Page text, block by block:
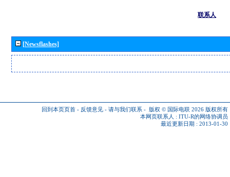
联系人
[Newsflashes]
回到本页页首 - 反馈意见 - 请与我们联系 - 版权 © 国际电联 2026 版权所有
本网页联系人 : ITU-R的网络协调员
最近更新日期 : 2013-01-30